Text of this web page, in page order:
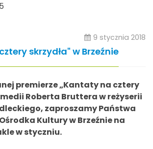
9 stycznia 2018
skrzydła" w Brzeźnie
premierze „Kantaty na cztery
Roberta Bruttera w reżyserii
zaproszamy Państwa
Kultury w Brzeźnie na
w styczniu.